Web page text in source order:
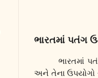
ભારતમાં પતંગ
ભારતમાં
અને તેના ઉપયોગો